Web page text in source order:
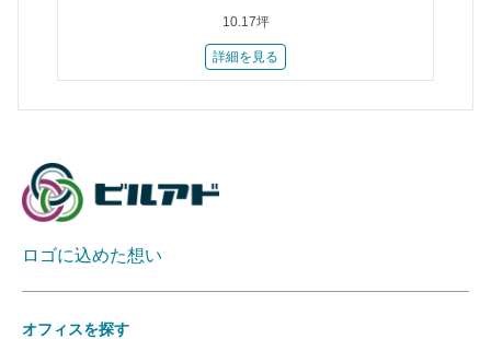
10.17坪
詳細を見る
ロゴに込めた想い
オフィスを探す